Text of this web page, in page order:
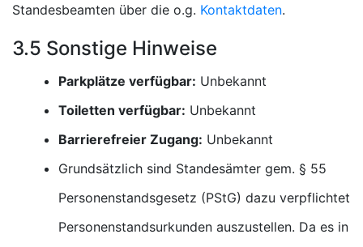
Standesbeamten über die o.g. Kontaktdaten.
3.5 Sonstige Hinweise
Parkplätze verfügbar: Unbekannt
Toiletten verfügbar: Unbekannt
Barrierefreier Zugang: Unbekannt
Grundsätzlich sind Standesämter gem. § 55
Personenstandsgesetz (PStG) dazu verpflichtet
Personenstandsurkunden auszustellen. Da es in